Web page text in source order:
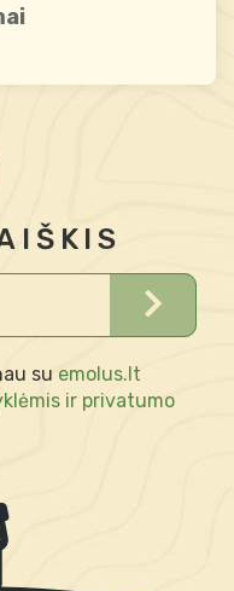
su emolus.lt
ir privatumo